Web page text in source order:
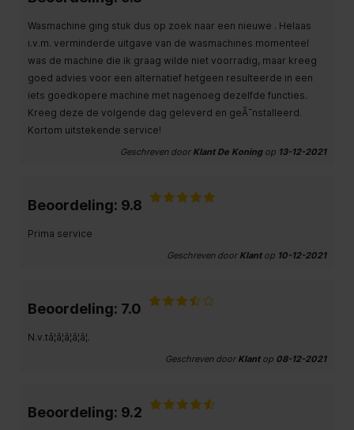
Wasmachine ging stuk dus op zoek naar een nieuwe . Helaas
i.v.m. verminderde uitgave van de wasmachines momenteel
was de machine die ik graag wilde niet voorradig, maar kreeg
goed advies voor een alternatief hetgeen resulteerde in een
iets goedkopere machine met nagenoeg dezelfde functies.
Kreeg deze de volgende dag geleverd en geÃ¯nstalleerd.
Kortom uitstekende service!
Geschreven door Klant De Koningop 13-12-2021
Beoordeling: 9.8
Prima service
Geschreven door Klantop 10-12-2021
Beoordeling: 7.0
N.v.tâ¦â¦â¦â¦â¦.
Geschreven door Klantop 08-12-2021
Beoordeling: 9.2